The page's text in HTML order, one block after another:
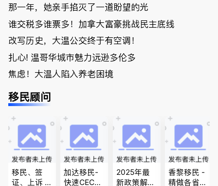
那一年，她亲手掐灭了一道盼望的光
谁交税多谁票多！加拿大富豪挑战民主底线
改写历史，大温公交终于有空调！
扎心! 温哥华城市魅力远逊多伦多
焦虑！大温人陷入养老困境
移民顾问
移民、签
证、上诉 --
加达移民-
快速CEC&P
2025年最
新政策解
香黎移民 -
精做各省省